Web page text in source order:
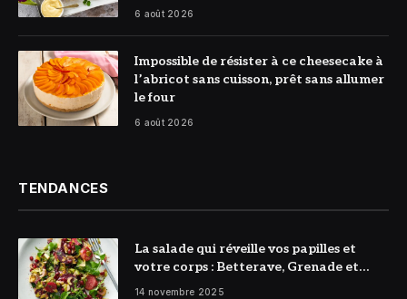
6 août 2026
© DR
Impossible de résister à ce cheesecake à
l’abricot sans cuisson, prêt sans allumer
le four
6 août 2026
TENDANCES
La salade qui réveille vos papilles et
votre corps : Betterave, Grenade et
Citron à l’honneur
14 novembre 2025